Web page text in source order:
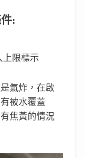
:
上限標示
氣炸，在啟
被水覆蓋
焦黃的情況